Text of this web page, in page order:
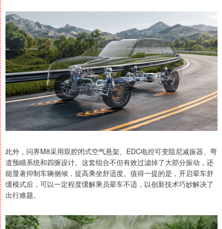
此外，问界M8采用双腔闭式空气悬架、EDC电控可变阻尼减振器、弯
道预瞄系统和四驱设计。这套组合不但有效过滤掉了大部分振动，还
能显著抑制车辆侧倾，提高乘坐舒适度。值得一提的是，开启晕车舒
缓模式后，可以一定程度缓解乘员晕车不适，以创新技术巧妙解决了
出行难题。